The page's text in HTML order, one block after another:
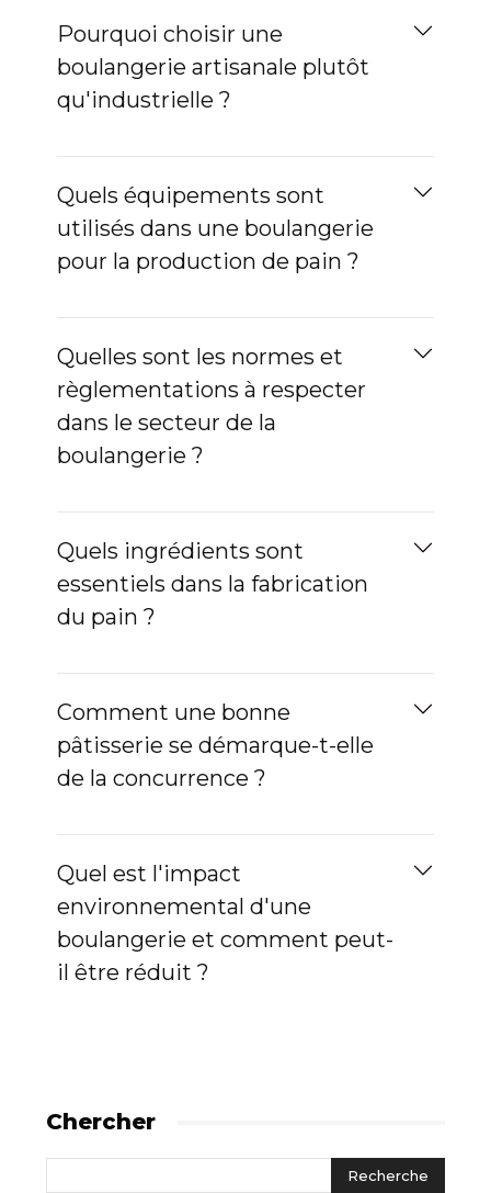
Pourquoi choisir une
boulangerie artisanale plutôt
qu'industrielle ?
Quels équipements sont
utilisés dans une boulangerie
pour la production de pain ?
Quelles sont les normes et
règlementations à respecter
dans le secteur de la
boulangerie ?
Quels ingrédients sont
essentiels dans la fabrication
du pain ?
Comment une bonne
pâtisserie se démarque-t-elle
de la concurrence ?
Quel est l'impact
environnemental d'une
boulangerie et comment peut-
il être réduit ?
Chercher